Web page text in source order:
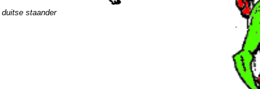
duitse staander